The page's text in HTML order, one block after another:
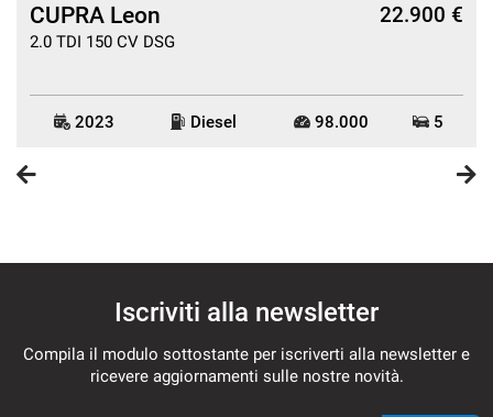
CUPRA Leon
2.0 TDI 150 CV DSG
22.900 €
2023 Diesel 98.000 5
Iscriviti alla newsletter
Compila il modulo sottostante per iscriverti alla newsletter e
ricevere aggiornamenti sulle nostre novità.